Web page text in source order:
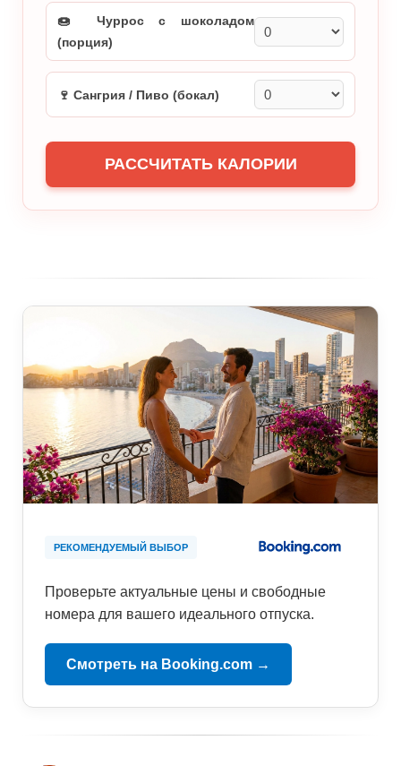
🍩 Чуррос с шоколадом
(порция)
🍷 Сангрия / Пиво (бокал)
РАССЧИТАТЬ КАЛОРИИ
РЕКОМЕНДУЕМЫЙ ВЫБОР
Проверьте актуальные цены и свободные
номера для вашего идеального отпуска.
Смотреть на Booking.com →